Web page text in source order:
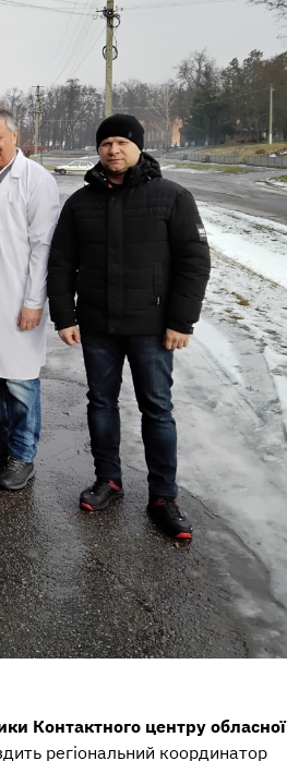
Контактного центру обласної
регіональний координатор